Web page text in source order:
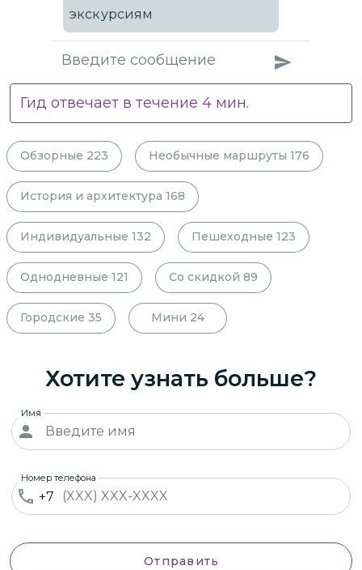
экскурсиям
Гид отвечает в течение 4 мин.
Обзорные 223 Необычные маршруты 176
История и архитектура 168
Индивидуальные 132 Пешеходные 123
Однодневные 121 Со скидкой 89
Городские 35 Мини 24
Хотите узнать больше?
Имя
+7
Номер телефона
Отправить